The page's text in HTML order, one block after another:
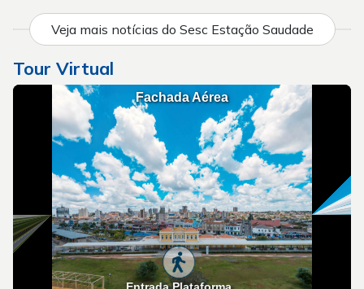
Veja mais notícias do Sesc Estação Saudade
Tour Virtual